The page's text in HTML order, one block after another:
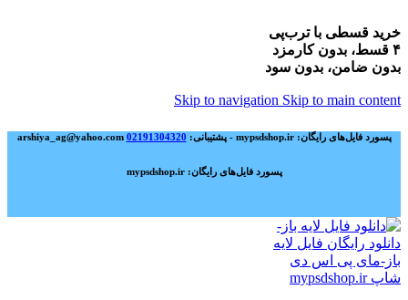
خرید قسطی با ترب‌پی
۴ قسط، بدون کارمزد
بدون ضامن، بدون سود
Skip to navigation Skip to main content
پسورد فایل‌های رایگان: mypsdshop.ir - پشتیبانی: arshiya_ag@yahoo.com 02191304320
پسورد فایل‌های رایگان: mypsdshop.ir